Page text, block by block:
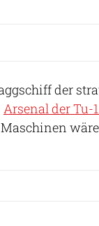
der
Arsenal der Tu-